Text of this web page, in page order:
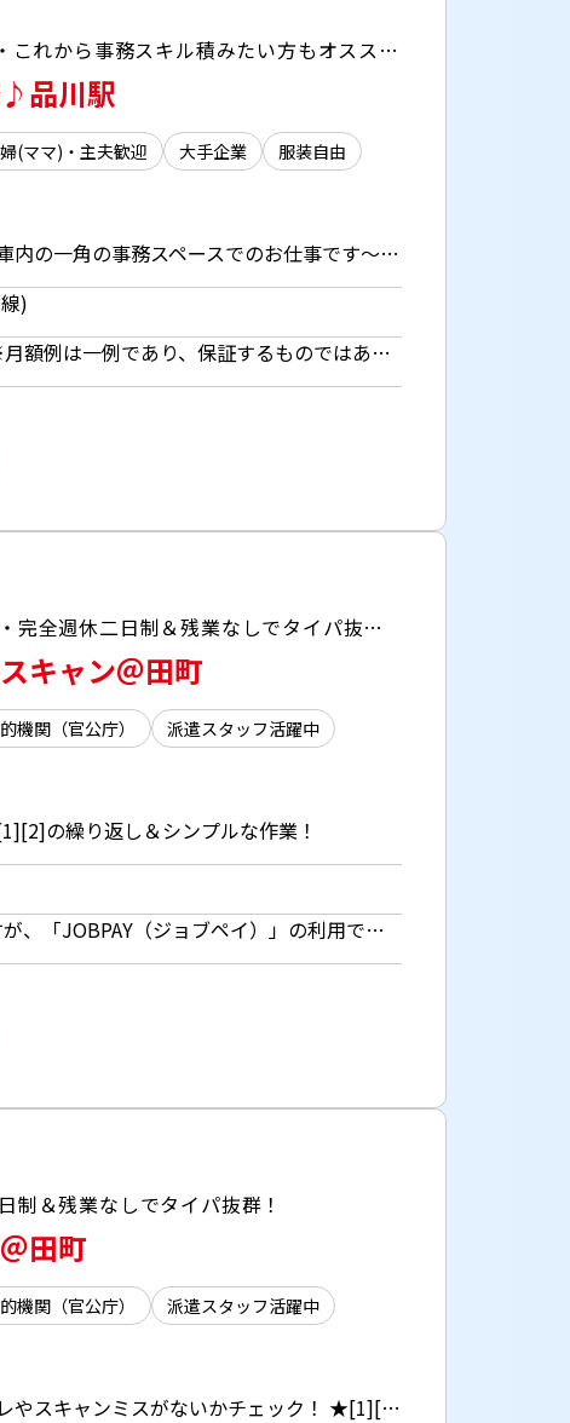
＼動きのある事務で飽きずにお仕事できる♪／ ・電話は1日2～3件だけで少なめ！集中できる◎ ・これから事務スキル積みたい方もオススメ＾＾
♪品川駅
(ママ)・主夫歓迎 大手企業
服装自由
物流センターでの伝票仕分けメイン事務 ▼大手通信キャリアのグループ会社！ ～物流倉庫内の一角の事務スペースでのお仕事です～ ・伝票データの印刷、仕分け ・決まったフォーマットへのデータ入力 ・倉庫現場スタッフさんへ伝票を渡す ・電話対応（1日2～3件程度） ・メール対応（最初はカンタンなものから返信程度♪） ・ぬいぐるみなどの軽量物のピッキング＆検品 ＊事務作業7割、軽作業3割程度の業務です＊
)
時給1550円 【月額例】25万2273円+交通費 （時給1550円×7.75h×21日勤務の場合） ※月額例は一例であり、保証するものではありません。 ■日払いOK（所定労働時間の80％迄） ■給与は月1回の銀行振込となりますが、「JOBPAY（ジョブペイ）」の利用で就業当日に給料相当額の一部をセブン銀行や三菱UFJ銀行、コンビニ等のATMから受け取る事が可能です！※受取タイミングは自由だから週1回や月2回などの使い方もOK！ ◎『JOBPAY』はマイページにてカード発行手続き完了後より利用可能です♪ ⇒詳しくはお仕事紹介時に担当者までご相談ください
＼電話なし！モクモク作業好きにはたまらない！／ ・毎年人気の大規模図書館の本のデータ化！ ・完全週休二日制＆残業なしでタイパ抜群！ ・若手～主婦（夫）、ミドル層まで幅広く活躍中！
キャン＠田町
機関（官公庁）
派遣スタッフ活躍中
の繰り返し＆シンプルな作業！
時給1226円 ■日払いOK（所定労働時間の80％迄） ■給与は月1回の銀行振込となりますが、「JOBPAY（ジョブペイ）」の利用で就業当日に給料相当額の一部をセブン銀行や三菱UFJ銀行、コンビニ等のATMから受け取る事が可能です！※受取タイミングは自由だから週1回や月2回などの使い方もOK！ ◎『JOBPAY』はマイページにてカード発行手続き完了後より利用可能です♪ ⇒詳しくはお仕事紹介時に担当者までご相談ください
＆残業なしでタイパ抜群！
田町
機関（官公庁）
派遣スタッフ活躍中
図書館の本・雑誌の画像データのチェック [1]PCでスキャン済み画像を開く [2]画像にズレやスキャンミスがないかチェック！ ★[1][2]の繰り返し＆シンプルな作業！ 社員さんが近くにいるので不明点も確認しやすい環境で安心◎ 若手～主婦（夫）、ミドル層まで幅広く活躍中！ PC基本操作ができればOKです♪